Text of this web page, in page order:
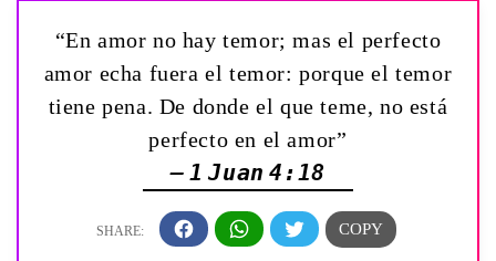
“En amor no hay temor; mas el perfecto
amor echa fuera el temor: porque el temor
tiene pena. De donde el que teme, no está
perfecto en el amor”
— 1 Juan 4:18